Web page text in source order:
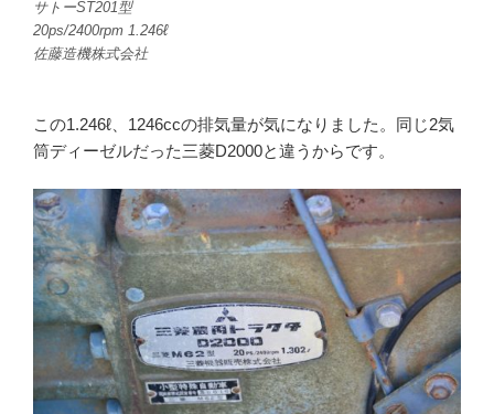
サトーST201型
20ps/2400rpm 1.246ℓ
佐藤造機株式会社
この1.246ℓ、1246ccの排気量が気になりました。同じ2気
筒ディーゼルだった三菱D2000と違うからです。